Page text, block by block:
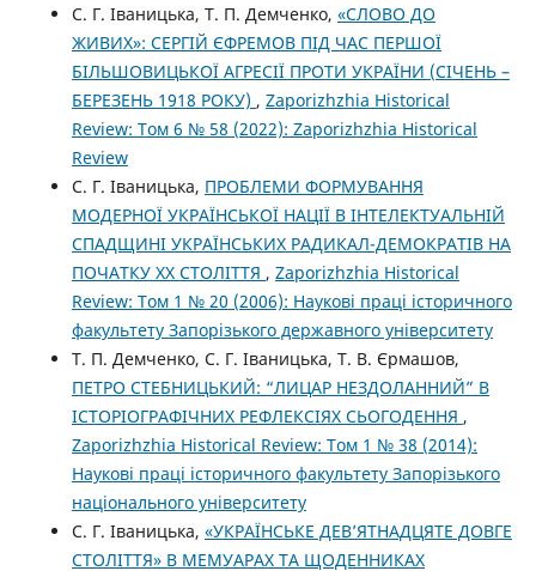
С. Г. Іваницька, Т. П. Демченко, «СЛОВО ДО
ЖИВИХ»: СЕРГІЙ ЄФРЕМОВ ПІД ЧАС ПЕРШОЇ
БІЛЬШОВИЦЬКОЇ АГРЕСІЇ ПРОТИ УКРАЇНИ (СІЧЕНЬ –
БЕРЕЗЕНЬ 1918 РОКУ) , Zaporizhzhia Historical
Review: Том 6 № 58 (2022): Zaporizhzhia Historical
Review
С. Г. Іваницька, ПРОБЛЕМИ ФОРМУВАННЯ
МОДЕРНОЇ УКРАЇНСЬКОЇ НАЦІЇ В ІНТЕЛЕКТУАЛЬНІЙ
СПАДЩИНІ УКРАЇНСЬКИХ РАДИКАЛ-ДЕМОКРАТІВ НА
ПОЧАТКУ ХХ СТОЛІТТЯ , Zaporizhzhia Historical
Review: Том 1 № 20 (2006): Наукові праці історичного
факультету Запорізького державного університету
Т. П. Демченко, С. Г. Іваницька, Т. В. Єрмашов,
ПЕТРО СТЕБНИЦЬКИЙ: “ЛИЦАР НЕЗДОЛАННИЙ” В
ІСТОРІОГРАФІЧНИХ РЕФЛЕКСІЯХ СЬОГОДЕННЯ ,
Zaporizhzhia Historical Review: Том 1 № 38 (2014):
Наукові праці історичного факультету Запорізького
національного університету
С. Г. Іваницька, «УКРАЇНСЬКЕ ДЕВ’ЯТНАДЦЯТЕ ДОВГЕ
СТОЛІТТЯ» В МЕМУАРАХ ТА ЩОДЕННИКАХ